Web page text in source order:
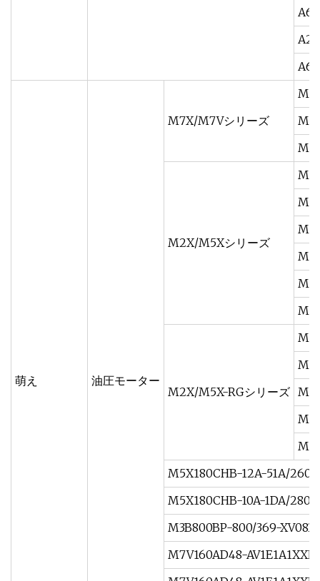
萌え 油圧モーター
M7X/M7Vシリーズ
M2X/M5Xシリーズ
M2X/M5X-RGシリーズ
M5X180CHB-12A-51A/260-
M5X180CHB-10A-1DA/280
M3B800BP-800/369-XV083B
M7V160AD48-